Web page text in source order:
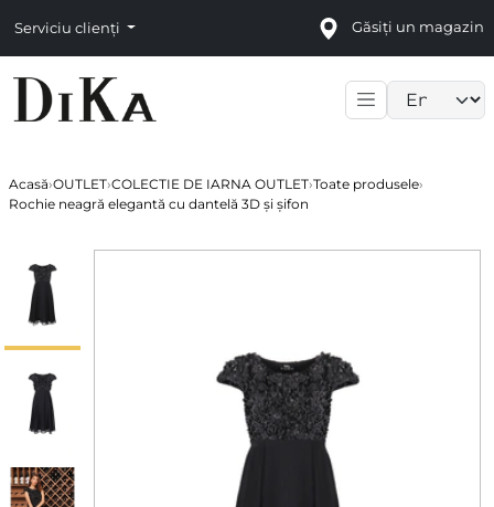
Serviciu clienți Găsiți un magazin
Acasă›OUTLET›COLECTIE DE IARNA OUTLET›Toate produsele›
Rochie neagră elegantă cu dantelă 3D și șifon